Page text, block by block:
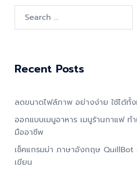
for:
Recent Posts
ลดขนาดไฟล์ภาพ อย่างง่าย ใช้ได้ทั้
ออกแบบเมนูอาหาร เมนูร้านกาแฟ ท
มืออาชีพ
เช็คแกรมม่า ภาษาอังกฤษ QuillBot
เขียน